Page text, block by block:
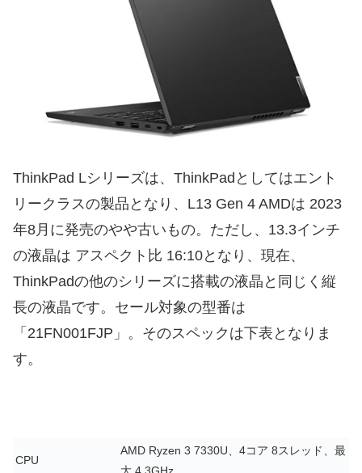
ThinkPad Lシリーズは、ThinkPadとしてはエント
リークラスの製品となり、L13 Gen 4 AMDは 2023
年8月に発売のやや古いもの。ただし、13.3インチ
の液晶は アスペクト比 16:10となり、現在、
ThinkPadの他のシリーズに搭載の液晶と同じく縦
長の液晶です。セール対象の型番は
「21FN001FJP」。そのスペックは下表となりま
す。
CPU
AMD Ryzen 3 7330U、4コア 8スレッド、最